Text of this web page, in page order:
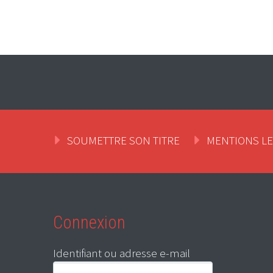
SOUMETTRE SON TITRE MENTIONS
Connexion
Identifiant ou adresse e-mail